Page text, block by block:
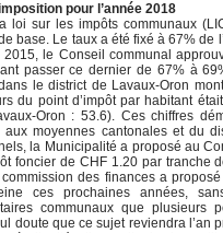
pour l’année 2018
loi sur les impôts communaux
base. Le taux a été fixé à 67% de
2015, le Conseil communal
passer ce dernier de 67% à
le district de Lavaux-Oron
du point d’impôt par habitant
Oron : 53.6). Ces chiffres
aux moyennes cantonales et du
la Municipalité a proposé au
foncier de CHF 1.20 par tranche
des finances a
ces prochaines années,
communaux que plusieurs
doute que ce sujet reviendra l’an